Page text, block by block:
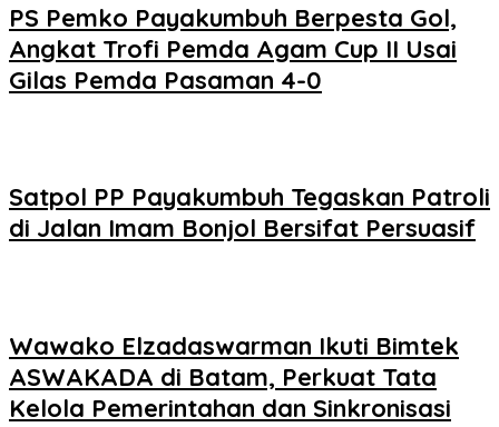
PS Pemko Payakumbuh Berpesta Gol,
Angkat Trofi Pemda Agam Cup II Usai
Gilas Pemda Pasaman 4-0
Satpol PP Payakumbuh Tegaskan Patroli
di Jalan Imam Bonjol Bersifat Persuasif
Wawako Elzadaswarman Ikuti Bimtek
ASWAKADA di Batam, Perkuat Tata
Kelola Pemerintahan dan Sinkronisasi